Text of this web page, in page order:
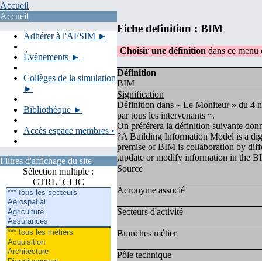
Accueil
Accueil
Adhérer à l'AFSIM ►
Événements ►
Collèges de la simulation
►
Bibliothèque ►
Accès espace membres •
Filtres d'affichage du site
Sélection multiple :
CTRL+CLIC
Fiche definition : BIM
Choisir une définition dans ce menu
Définition
BIM
Signification
Définition dans « Le Moniteur » du 4
par tous les intervenants ».
On préférera la définition suivante
?A Building Information Model is a
premise of BIM is collaboration by
,update or modify information in the
Source
Acronyme associé
Secteurs d'activité
Branches métier
Pôle technique